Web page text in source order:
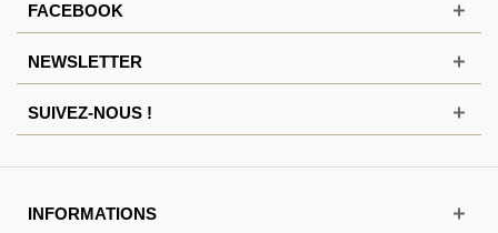
FACEBOOK
NEWSLETTER
SUIVEZ-NOUS !
INFORMATIONS